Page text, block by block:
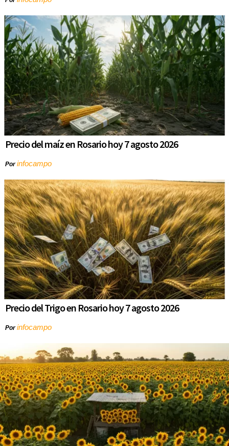
Precio del maíz en Rosario hoy 7 agosto 2026
Porinfocampo
Precio del Trigo en Rosario hoy 7 agosto 2026
Porinfocampo